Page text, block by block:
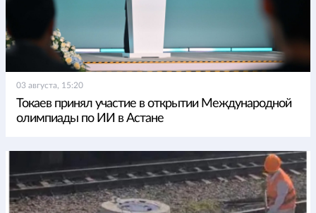
03 августа, 15:20
Токаев принял участие в открытии Международной
олимпиады по ИИ в Астане